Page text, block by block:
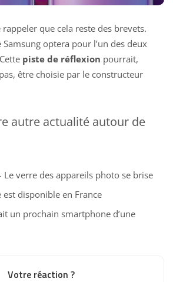
que cela reste des brevets.
optera pour l’un des deux
piste de réflexion pourrait,
être choisie par le constructeur
autre actualité autour de
Le verre des appareils photo se brise
est disponible en France
un prochain smartphone d’une
Votre réaction ?